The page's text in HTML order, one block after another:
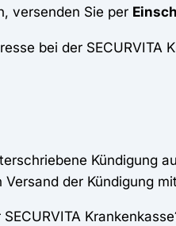
versenden Sie per
bei der SECURVITA
Kündigung
der Kündigung